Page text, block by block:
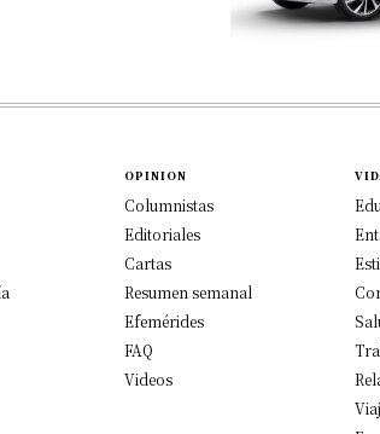
OPINION
Columnistas
Editoriales
Cartas
Resumen semanal
Efemérides
FAQ
Videos